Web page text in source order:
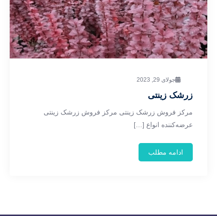
جولای 29, 2023
زرشک زینتی
مرکز فروش زرشک زینتی مرکز فروش زرشک زینتی
عرضه‌کننده انواع […]
ادامه مطلب